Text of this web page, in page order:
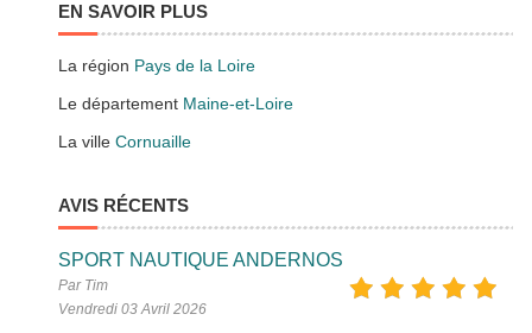
EN SAVOIR PLUS
La région Pays de la Loire
Le département Maine-et-Loire
La villeCornuaille
AVIS RÉCENTS
SPORT NAUTIQUE ANDERNOS
Par Tim
Vendredi 03 Avril 2026